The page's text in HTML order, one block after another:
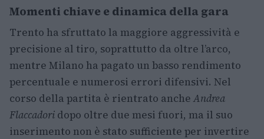
Momenti chiave e dinamica della gara
Trento ha sfruttato la maggiore aggressività e
precisione al tiro, soprattutto da oltre l’arco,
mentre Milano ha pagato un basso rendimento
percentuale e numerosi errori difensivi. Nel
corso della partita è rientrato anche Andrea
Flaccadori dopo oltre due mesi fuori, ma il suo
inserimento non è stato sufficiente per invertire